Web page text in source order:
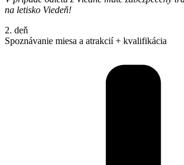
na letisko Viedeň!
2. deň
Spoznávanie miesa a atrakcií + kvalifikácia